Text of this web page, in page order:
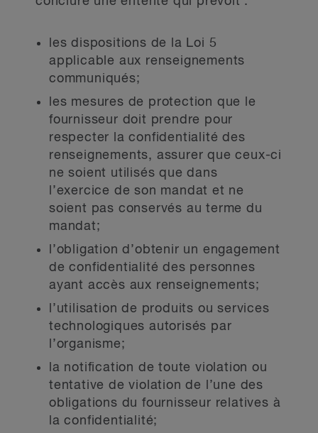
les dispositions de la Loi 5
applicable aux renseignements
communiqués;
les mesures de protection que le
fournisseur doit prendre pour
respecter la confidentialité des
renseignements, assurer que ceux-ci
ne soient utilisés que dans
l’exercice de son mandat et ne
soient pas conservés au terme du
mandat;
l’obligation d’obtenir un engagement
de confidentialité des personnes
ayant accès aux renseignements;
l’utilisation de produits ou services
technologiques autorisés par
l’organisme;
la notification de toute violation ou
tentative de violation de l’une des
obligations du fournisseur relatives à
la confidentialité;